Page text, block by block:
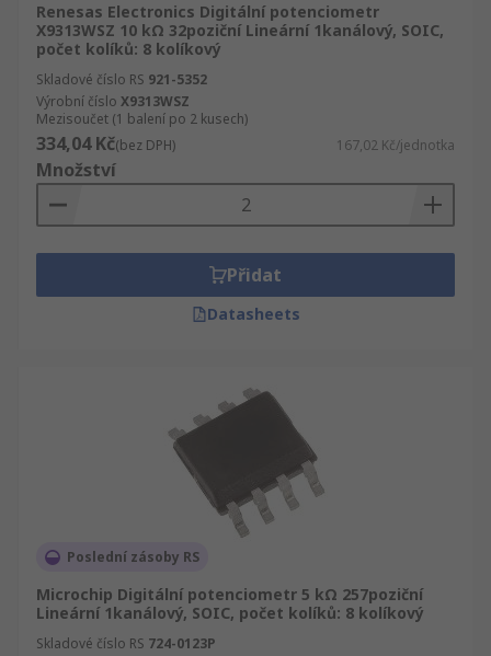
Renesas Electronics Digitální potenciometr
X9313WSZ 10 kΩ 32poziční Lineární 1kanálový, SOIC,
počet kolíků: 8 kolíkový
Skladové číslo RS 921-5352
Výrobní číslo X9313WSZ
Mezisoučet (1 balení po 2 kusech)
334,04 Kč(bez DPH) 167,02 Kč/jednotka
Množství
Přidat
Datasheets
Poslední zásoby RS
Microchip Digitální potenciometr 5 kΩ 257poziční
Lineární 1kanálový, SOIC, počet kolíků: 8 kolíkový
Skladové číslo RS 724-0123P